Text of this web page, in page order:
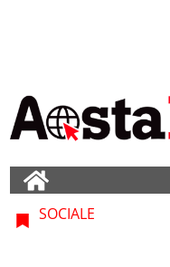
SOCIALE